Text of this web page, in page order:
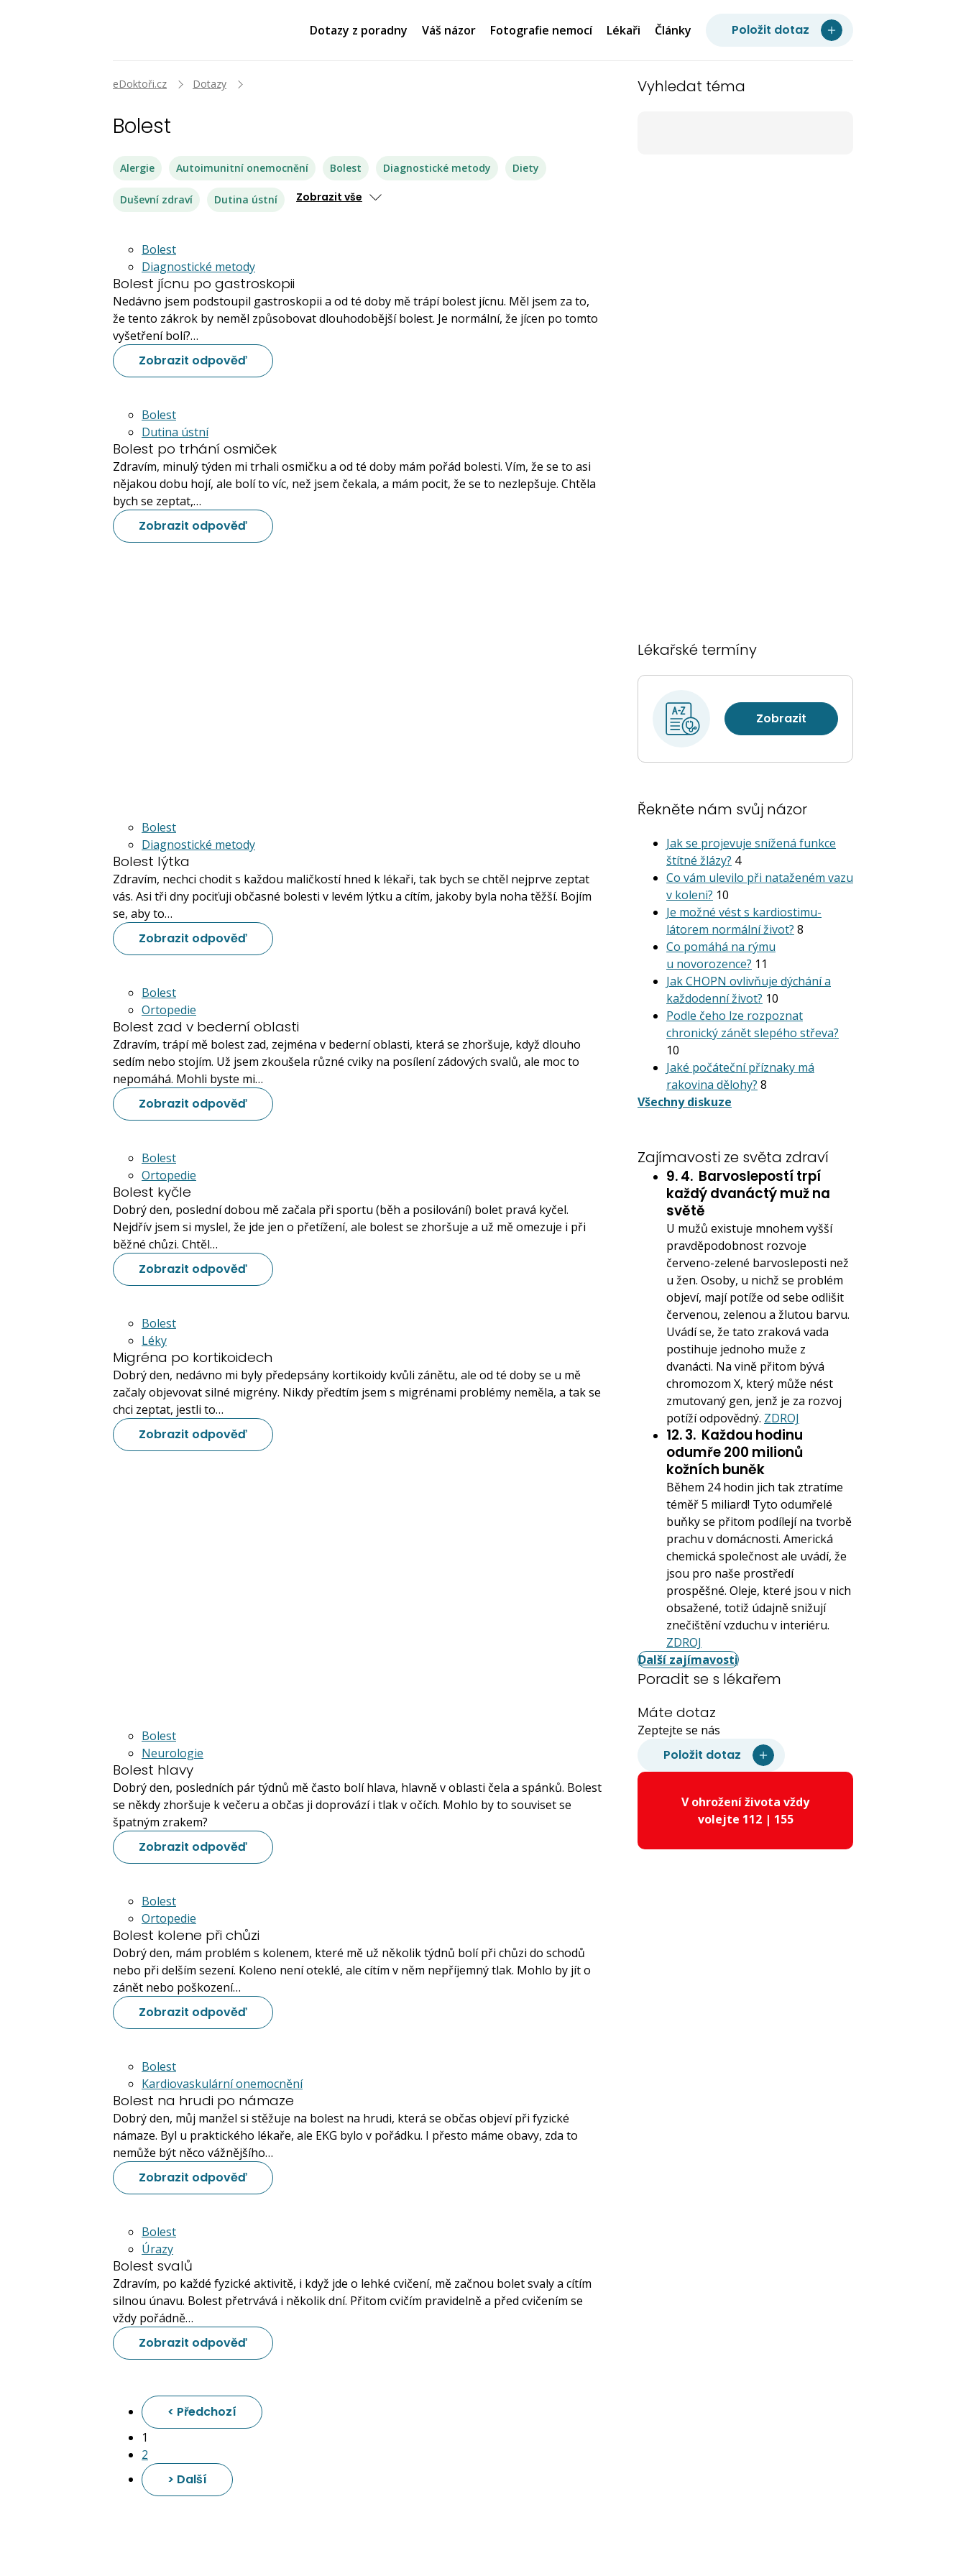
Dotazy z poradny Váš názor Fotografie nemocí Lékaři Články Položit dotaz
eDoktoři.cz Dotazy
Bolest
Alergie Autoimunitní onemocnění Bolest Diagnostické metody Diety
Duševní zdraví Dutina ústní Zobrazit vše
Bolest
Diagnostické metody
Bolest jícnu po gastroskopii
Nedávno jsem podstoupil gastroskopii a od té doby mě trápí bolest jícnu. Měl jsem za to,
že tento zákrok by neměl způsobovat dlouhodobější bolest. Je normální, že jícen po tomto
vyšetření bolí?…
Zobrazit odpověď
Bolest
Dutina ústní
Bolest po trhání osmiček
Zdravím, minulý týden mi trhali osmičku a od té doby mám pořád bolesti. Vím, že se to asi
nějakou dobu hojí, ale bolí to víc, než jsem čekala, a mám pocit, že se to nezlepšuje. Chtěla
bych se zeptat,…
Zobrazit odpověď
Bolest
Diagnostické metody
Bolest lýtka
Zdravím, nechci chodit s každou maličkostí hned k lékaři, tak bych se chtěl nejprve zeptat
vás. Asi tři dny pociťuji občasné bolesti v levém lýtku a cítím, jakoby byla noha těžší. Bojím
se, aby to…
Zobrazit odpověď
Bolest
Ortopedie
Bolest zad v bederní oblasti
Zdravím, trápí mě bolest zad, zejména v bederní oblasti, která se zhoršuje, když dlouho
sedím nebo stojím. Už jsem zkoušela různé cviky na posílení zádových svalů, ale moc to
nepomáhá. Mohli byste mi…
Zobrazit odpověď
Bolest
Ortopedie
Bolest kyčle
Dobrý den, poslední dobou mě začala při sportu (běh a posilování) bolet pravá kyčel.
Nejdřív jsem si myslel, že jde jen o přetížení, ale bolest se zhoršuje a už mě omezuje i při
běžné chůzi. Chtěl…
Zobrazit odpověď
Bolest
Léky
Migréna po kortikoidech
Dobrý den, nedávno mi byly předepsány kortikoidy kvůli zánětu, ale od té doby se u mě
začaly objevovat silné migrény. Nikdy předtím jsem s migrénami problémy neměla, a tak se
chci zeptat, jestli to…
Zobrazit odpověď
Bolest
Neurologie
Bolest hlavy
Dobrý den, posledních pár týdnů mě často bolí hlava, hlavně v oblasti čela a spánků. Bolest
se někdy zhoršuje k večeru a občas ji doprovází i tlak v očích. Mohlo by to souviset se
špatným zrakem?
Zobrazit odpověď
Bolest
Ortopedie
Bolest kolene při chůzi
Dobrý den, mám problém s kolenem, které mě už několik týdnů bolí při chůzi do schodů
nebo při delším sezení. Koleno není oteklé, ale cítím v něm nepříjemný tlak. Mohlo by jít o
zánět nebo poškození…
Zobrazit odpověď
Bolest
Kardiovaskulární onemocnění
Bolest na hrudi po námaze
Dobrý den, můj manžel si stěžuje na bolest na hrudi, která se občas objeví při fyzické
námaze. Byl u praktického lékaře, ale EKG bylo v pořádku. I přesto máme obavy, zda to
nemůže být něco vážnějšího…
Zobrazit odpověď
Bolest
Úrazy
Bolest svalů
Zdravím, po každé fyzické aktivitě, i když jde o lehké cvičení, mě začnou bolet svaly a cítím
silnou únavu. Bolest přetrvává i několik dní. Přitom cvičím pravidelně a před cvičením se
vždy pořádně…
Zobrazit odpověď
< Předchozí
1
2
> Další
Vyhledat téma
Lékařské termíny
Zobrazit
Řekněte nám svůj názor
Jak se projevuje snížená funkce
štítné žlázy? 4
Co vám ulevilo při nataženém vazu
v koleni? 10
Je možné vést s kardiostimu­
látorem normální život? 8
Co pomáhá na rýmu
u novorozence? 11
Jak CHOPN ovlivňuje dýchání a
každodenní život? 10
Podle čeho lze rozpoznat
chronický zánět slepého střeva?
10
Jaké počáteční příznaky má
rakovina dělohy? 8
Všechny diskuze
Zajímavosti ze světa zdraví
9. 4. Barvoslepostí trpí
každý dvanáctý muž na
světě
U mužů existuje mnohem vyšší
pravděpodobnost rozvoje
červeno-zelené barvosleposti než
u žen. Osoby, u nichž se problém
objeví, mají potíže od sebe odlišit
červenou, zelenou a žlutou barvu.
Uvádí se, že tato zraková vada
postihuje jednoho muže z
dvanácti. Na vině přitom bývá
chromozom X, který může nést
zmutovaný gen, jenž je za rozvoj
potíží odpovědný. ZDROJ
12. 3. Každou hodinu
odumře 200 milionů
kožních buněk
Během 24 hodin jich tak ztratíme
téměř 5 miliard! Tyto odumřelé
buňky se přitom podílejí na tvorbě
prachu v domácnosti. Americká
chemická společnost ale uvádí, že
jsou pro naše prostředí
prospěšné. Oleje, které jsou v nich
obsažené, totiž údajně snižují
znečištění vzduchu v interiéru.
ZDROJ
Další zajímavosti
Poradit se s lékařem
Máte dotaz
Zeptejte se nás
Položit dotaz
V ohrožení života vždy
volejte 112 | 155